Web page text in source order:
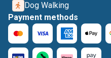
Dog Walking
Payment methods